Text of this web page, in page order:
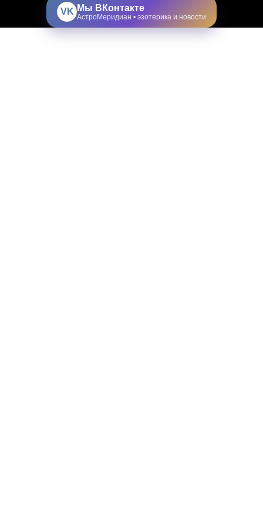
VK Мы ВКонтакте
АстроМеридиан • эзотерика и новости